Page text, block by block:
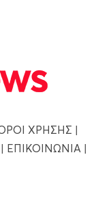
ΧΡΗΣΗΣ |
| ΕΠΙΚΟΙΝΩΝΙΑ |